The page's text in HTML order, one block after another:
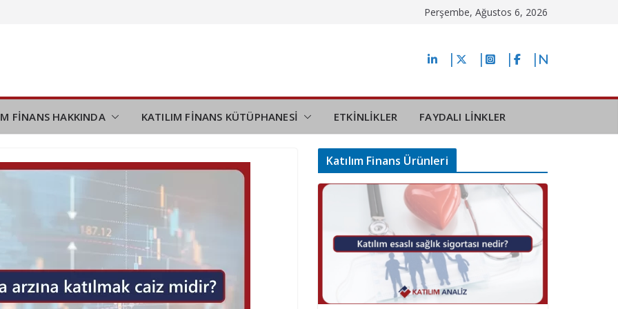
Perşembe, Ağustos 6, 2026
FİNANS HAKKINDA KATILIM FİNANS KÜTÜPHANESİ ETKİNLİKLER FAYDALI LİNKLER
Katılım Finans Ürünleri